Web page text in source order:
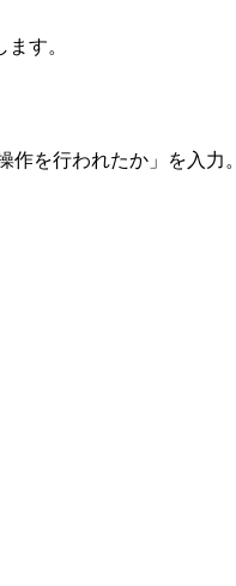
す。
を行われたか」を入力。